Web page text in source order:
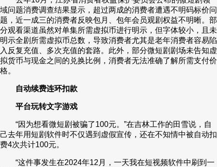
域问题消费调查结果显示，超过两成的消费者遭遇不明码标价问
题，近一成三的消费者反映包月、包年会员观剧权益不明晰。部
分观看渠道虽然对单集所需虚拟币进行明示，但字体较小，且未
明示全剧所需虚拟币总数，导致消费者尤其是老年消费者容易陷
入反复充值、多次充值的套路。此外，部分微短剧剧场未告知虚
拟货币与现金之间的兑换比例，消费者无法准确了解所需支付价
格。
自动续费连环扣款
平台玩转文字游戏
“因为想看微短剧被骗了100元。”在吉林工作的田雪说，自
己去年用短剧软件时不仅遇到虚假宣传，还在不知情中被自动扣
费4次共计100元。
“这件事发生在2024年12月，一天我在短视频软件中刷到一